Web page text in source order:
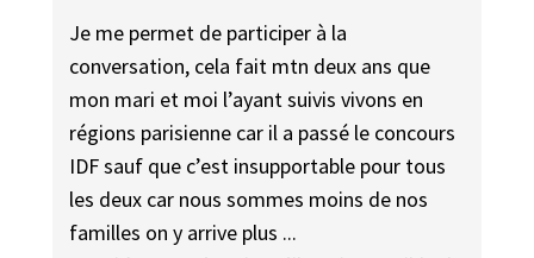
Je me permet de participer à la
conversation, cela fait mtn deux ans que
mon mari et moi l’ayant suivis vivons en
régions parisienne car il a passé le concours
IDF sauf que c’est insupportable pour tous
les deux car nous sommes moins de nos
familles on y arrive plus ...